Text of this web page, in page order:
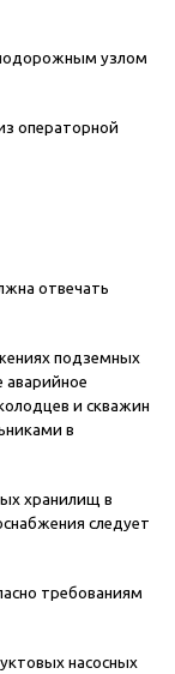
узлом
операторной
отвечать
подземных
аварийное
и скважин
в
хранилищ в
следует
требованиям
насосных